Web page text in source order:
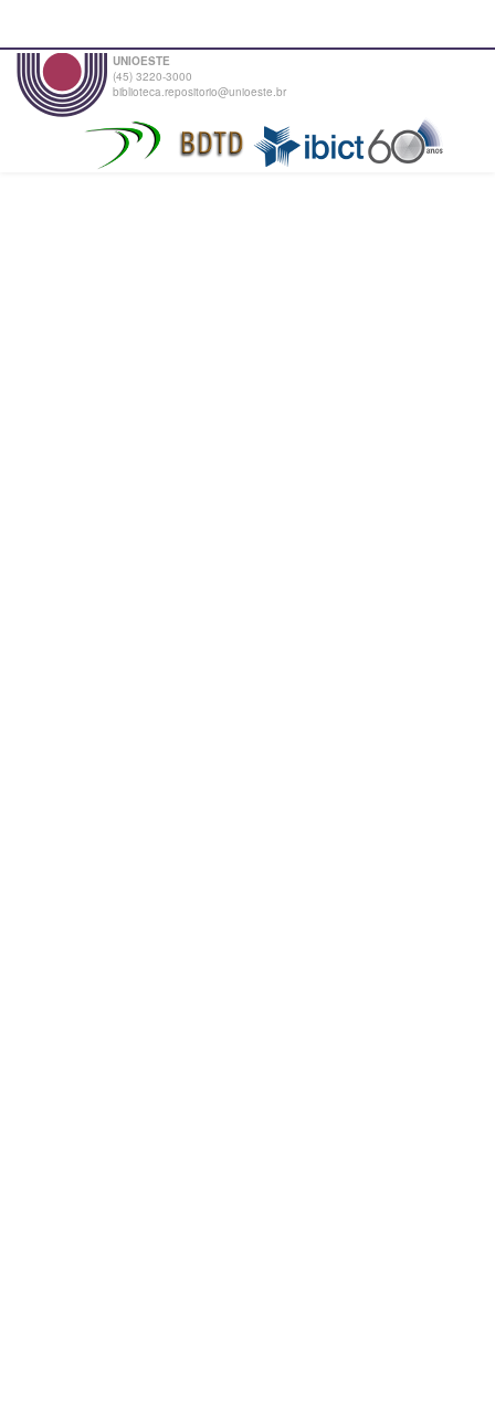
UNIOESTE
(45) 3220-3000
biblioteca.repositorio@unioeste.br